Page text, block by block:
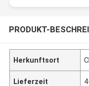
PRODUKT-
Herkunftsort
Lieferzeit